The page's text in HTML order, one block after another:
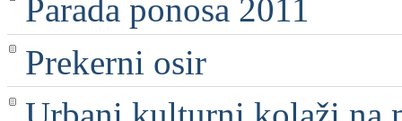
Parada ponosa 2011
Prekerni osir